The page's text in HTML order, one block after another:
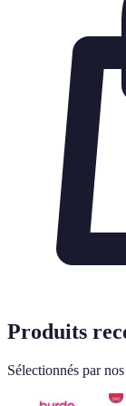
Produits
Sélectionnés par